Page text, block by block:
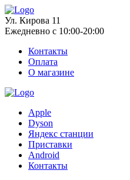
Ул. Кирова 11
Ежедневно с 10:00-20:00
Контакты
Оплата
О магазине
Apple
Dyson
Яндекс станции
Приставки
Android
Контакты